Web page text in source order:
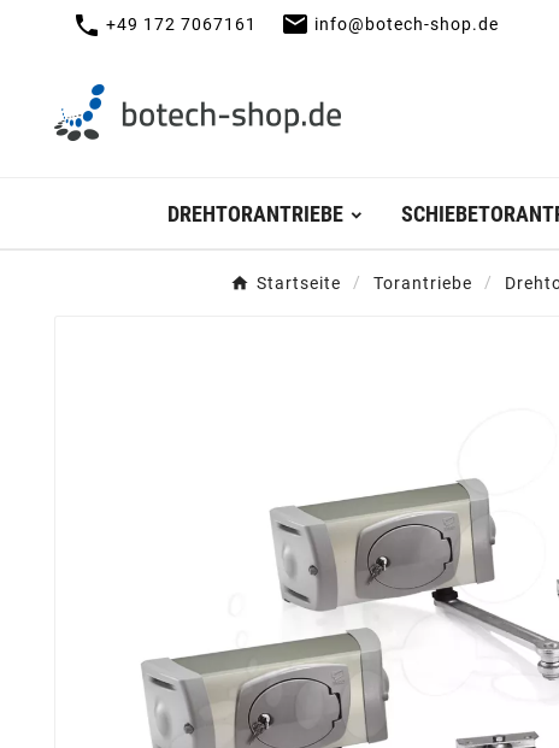
call +49 172 7067161 mail info@botech-shop.de
DREHTORANTRIEBE
Startseite Torantriebe